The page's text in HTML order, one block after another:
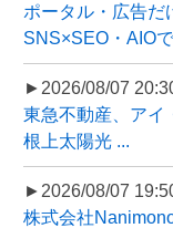
ポータル・広告
SNS×SEO・AIO
►2026/08/07
東急不動産、アイ
根上太陽光 ...
►2026/08/07
株式会社